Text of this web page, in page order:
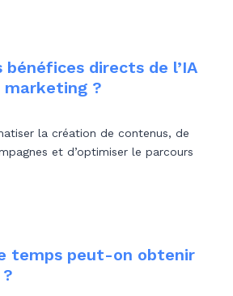
bénéfices directs de l’IA
marketing ?
la création de contenus, de
et d’optimiser le parcours
temps peut-on obtenir